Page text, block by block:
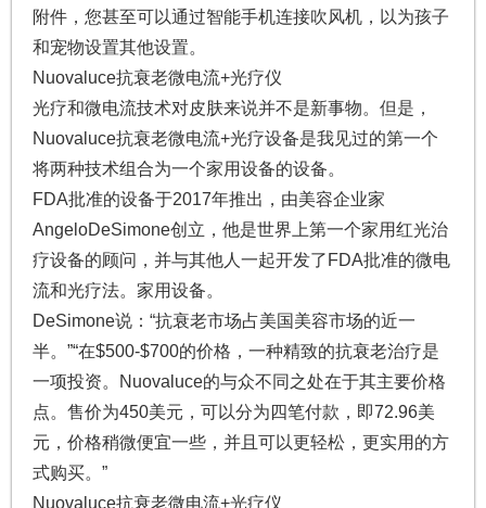
附件，您甚至可以通过智能手机连接吹风机，以为孩子
和宠物设置其他设置。
Nuovaluce抗衰老微电流+光疗仪
光疗和微电流技术对皮肤来说并不是新事物。但是，
Nuovaluce抗衰老微电流+光疗设备是我见过的第一个
将两种技术组合为一个家用设备的设备。
FDA批准的设备于2017年推出，由美容企业家
AngeloDeSimone创立，他是世界上第一个家用红光治
疗设备的顾问，并与其他人一起开发了FDA批准的微电
流和光疗法。家用设备。
DeSimone说：“抗衰老市场占美国美容市场的近一
半。”“在$500-$700的价格，一种精致的抗衰老治疗是
一项投资。Nuovaluce的与众不同之处在于其主要价格
点。售价为450美元，可以分为四笔付款，即72.96美
元，价格稍微便宜一些，并且可以更轻松，更实用的方
式购买。”
Nuovaluce抗衰老微电流+光疗仪